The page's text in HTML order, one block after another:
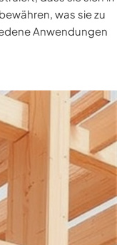
was sie zu
Anwendungen